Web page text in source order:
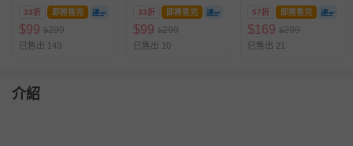
空灰 (S，約12.5cm
x 9.8cm，6-12歲適
用)-30入
33折 即將售完
$99 $299
已售出 143
空藍 (S，約12.5cm
x 9.8cm，6-12歲適
用)-30入
33折 即將售完
$99 $299
已售出 10
汪隊-夏日時光
(XS，約9cm x
11.2cm ± 5%，3-5
歲適用)-30入
57折 即將售完
$169 $299
已售出 21
介紹